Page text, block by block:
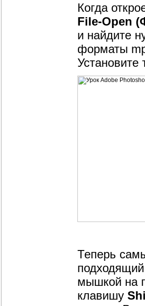
Когда
File-Open
и найдите
форматы
Установите
Теперь
мышкой на
клавишу